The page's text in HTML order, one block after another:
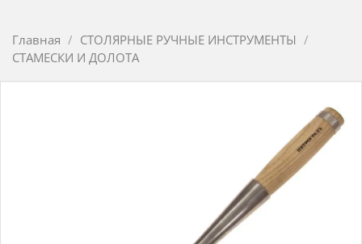
Главная
СТОЛЯРНЫЕ РУЧНЫЕ ИНСТРУМЕНТЫ
СТАМЕСКИ И ДОЛОТА